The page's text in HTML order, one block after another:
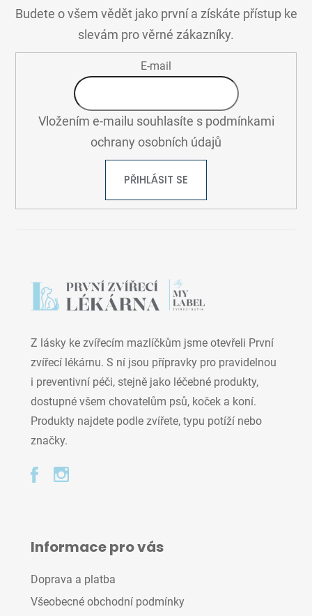
Budete o všem vědět jako první a získáte přístup ke
slevám pro věrné zákazníky.
E-mail
Vložením e-mailu souhlasíte s podmínkami
ochrany osobních údajů
PŘIHLÁSIT SE
Z lásky ke zvířecím mazlíčkům jsme otevřeli První
zvířecí lékárnu. S ní jsou přípravky pro pravidelnou
i preventivní péči, stejně jako léčebné produkty,
dostupné všem chovatelům psů, koček a koní.
Produkty najdete podle zvířete, typu potíží nebo
značky.
Informace pro vás
Doprava a platba
Všeobecné obchodní podmínky